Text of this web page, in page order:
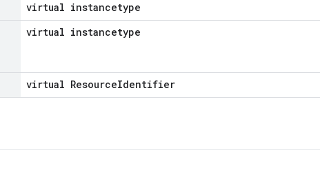
virtual instancetype
virtual instancetype
virtual ResourceIdentifier